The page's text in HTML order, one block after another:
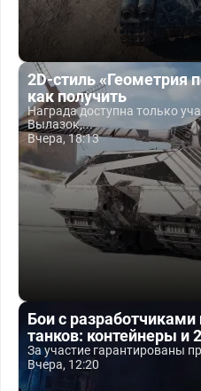
2D-стиль «Геометрия
как получить
Награда доступна только
Вылазок,...
Вчера, 18:13
Бои с
танков: контейнеры и
За участие гарантированы
Вчера, 12:20